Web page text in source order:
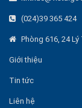
(024)39 365 424
Phòng 616, 24
Giới thiệu
Tin tức
Liên hệ